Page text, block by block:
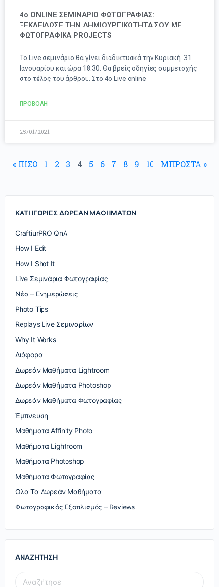
4o ONLINE ΣΕΜΙΝΑΡΙΟ ΦΩΤΟΓΡΑΦΙΑΣ:
ΞΕΚΛΕΙΔΩΣΕ ΤΗΝ ΔΗΜΙΟΥΡΓΙΚΟΤΗΤΑ ΣΟΥ ΜΕ
ΦΩΤΟΓΡΑΦΙΚΑ PROJECTS
Το Live σεμινάριο θα γίνει διαδικτυακά την Κυριακή 31
Ιανουαρίου και ώρα 18:30. Θα βρείς οδηγίες συμμετοχής
στο τέλος του άρθρου. Στο 4ο Live online
ΠΡΟΒΟΛΗ
25/01/2021
« ΠΙΣΩ 1 2 3 4 5 6 7 8 9 10 ΜΠΡΟΣΤΑ »
ΚΑΤΗΓΟΡΙΕΣ ΔΩΡΕΑΝ ΜΑΘΗΜΑΤΩΝ
CraftiurPRO QnA
How I Edit
How I Shot It
Live Σεμινάρια Φωτογραφίας
Nέα – Ενημερώσεις
Photo Tips
Replays Live Σεμιναρίων
Why It Works
Διάφορα
Δωρεάν Μαθήματα Lightroom
Δωρεάν Μαθήματα Photoshop
Δωρεάν Μαθήματα Φωτογραφίας
Έμπνευση
Μαθήματα Affinity Photo
Μαθήματα Lightroom
Μαθήματα Photoshop
Μαθήματα Φωτογραφίας
Ολα Τα Δωρεάν Μαθήματα
Φωτογραφικός Εξοπλισμός – Reviews
ΑΝΑΖΗΤΗΣΗ